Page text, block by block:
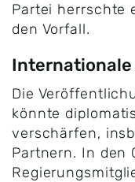
Partei herrschte
den Vorfall.
Die
könnte
verschärfen,
Partnern. In den